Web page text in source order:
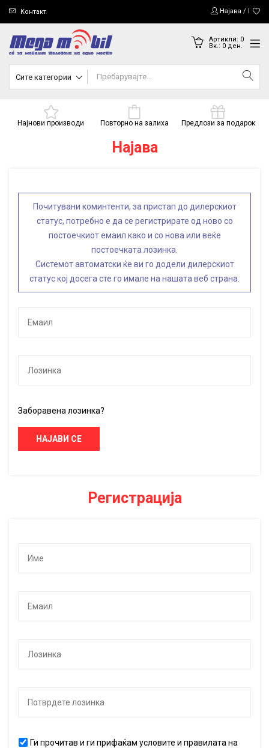
Контакт Најава /
Артикли: 0
Вк.: 0ден.
Сите категории
Најнови производи Повторно на залиха Предлози за подарок
Најава
Почитувани коминтенти, за пристап до дилерскиот
статус, потребно е да се регистрирате од ново со
постоечкиот емаил како и со нова или веќе
постоечката лозинка.
Системот автоматски ќе ви го додели дилерскиот
статус кој досега сте го имале на нашата веб страна.
Заборавена лозинка?
НАЈАВИ СЕ
Регистрација
Ги прочитав и ги прифаќам условите и правилата на